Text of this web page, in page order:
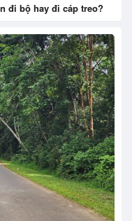
đi bộ hay đi cáp treo?